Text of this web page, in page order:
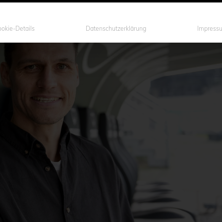
Details Datenschutzerklärung